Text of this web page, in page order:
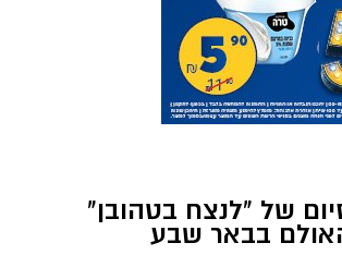
של "לנצח בטהובן"
בבאר שבע